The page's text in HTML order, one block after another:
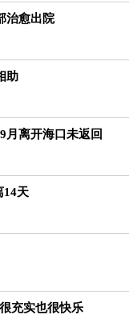
治愈出院
助
月离开海口未返回
14天
充实也很快乐